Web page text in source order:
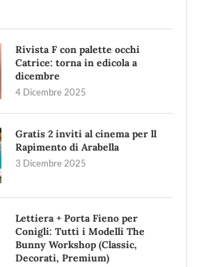
Rivista F con palette occhi
Catrice: torna in edicola a
dicembre
4 Dicembre 2025
Gratis 2 inviti al cinema per ll
Rapimento di Arabella
3 Dicembre 2025
Lettiera + Porta Fieno per
Conigli: Tutti i Modelli The
Bunny Workshop (Classic,
Decorati, Premium)